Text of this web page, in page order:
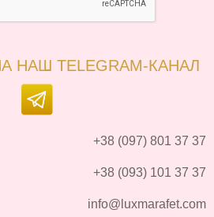
НАШ TELEGRAM-КАНАЛ
+38 (097) 801 37 37
+38 (093) 101 37 37
info@luxmarafet.com